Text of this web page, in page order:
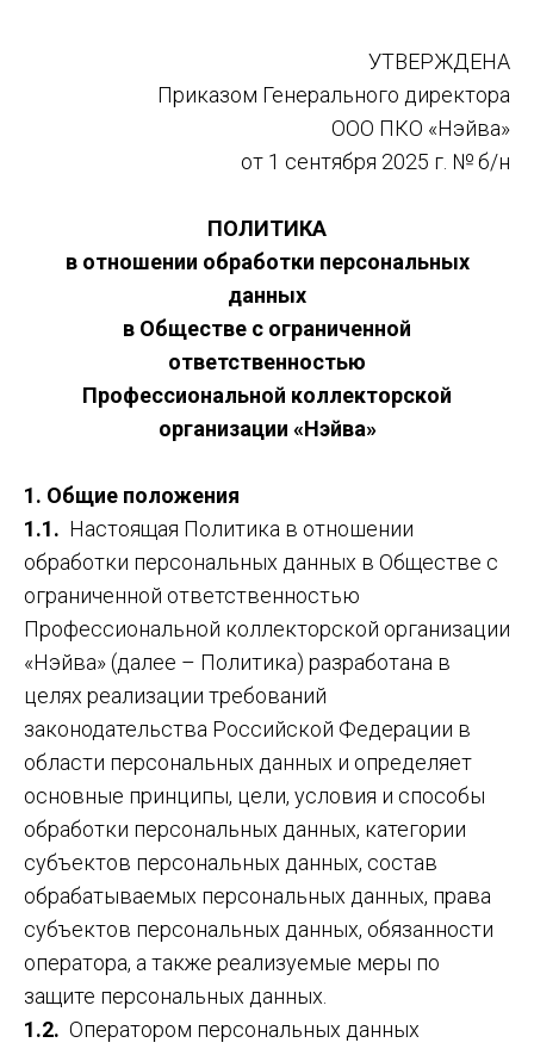
УТВЕРЖДЕНА
Приказом Генерального директора
ООО ПКО «Нэйва»
от 1 сентября 2025 г. № б/н
ПОЛИТИКА
в отношении обработки персональных
данных
в Обществе с ограниченной
ответственностью
Профессиональной коллекторской
организации «Нэйва»
1. Общие положения
1.1. Настоящая Политика в отношении
обработки персональных данных в Обществе с
ограниченной ответственностью
Профессиональной коллекторской организации
«Нэйва» (далее – Политика) разработана в
целях реализации требований
законодательства Российской Федерации в
области персональных данных и определяет
основные принципы, цели, условия и способы
обработки персональных данных, категории
субъектов персональных данных, состав
обрабатываемых персональных данных, права
субъектов персональных данных, обязанности
оператора, а также реализуемые меры по
защите персональных данных.
1.2. Оператором персональных данных